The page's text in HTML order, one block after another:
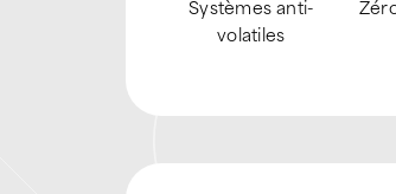
Inspection par
drone